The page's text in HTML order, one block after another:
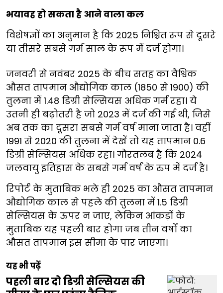
भयावह हो सकता है आने वाला कल
विशेषज्ञों का अनुमान है कि 2025 निश्चित रूप से दूसरे
या तीसरे सबसे गर्म साल के रूप में दर्ज होगा।
जनवरी से नवंबर 2025 के बीच सतह का वैश्विक
औसत तापमान औद्योगिक काल (1850 से 1900) की
तुलना में 1.48 डिग्री सेल्सियस अधिक गर्म रहा। ये
उतनी ही बढ़ोतरी है जो 2023 में दर्ज की गई थी, जिसे
अब तक का दूसरा सबसे गर्म वर्ष माना जाता है। वहीं
1991 से 2020 की तुलना में देखें तो यह तापमान 0.6
डिग्री सेल्सियस अधिक रहा। गौरतलब है कि 2024
जलवायु इतिहास के सबसे गर्म वर्ष के रुप में दर्ज है।
रिपोर्ट के मुताबिक भले ही 2025 का औसत तापमान
औद्योगिक काल से पहले की तुलना में 1.5 डिग्री
सेल्सियस के ऊपर न जाए, लेकिन आंकड़ों के
मुताबिक यह पहली बार होगा जब तीन वर्षों का
औसत तापमान इस सीमा के पार जाएगा।
यह भी पढ़ें
पहली बार दो डिग्री सेल्सियस की